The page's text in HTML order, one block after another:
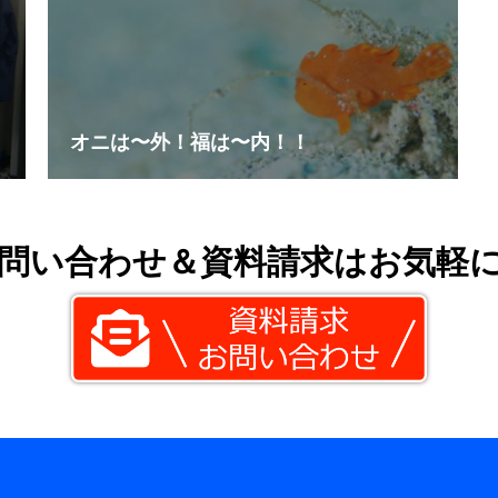
オニは〜外！福は〜内！！
い合わせ＆資料請求はお気軽